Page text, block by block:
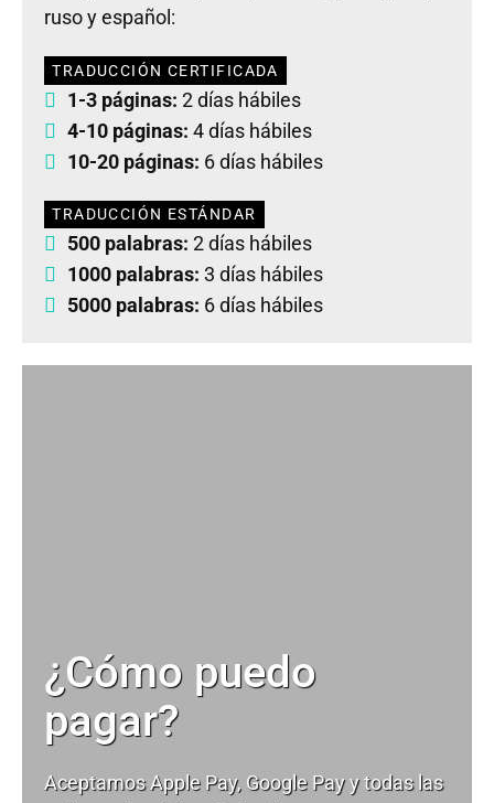
ruso y español:
TRADUCCIÓN CERTIFICADA
1-3 páginas: 2 días hábiles
4-10 páginas: 4 días hábiles
10-20 páginas: 6 días hábiles
TRADUCCIÓN ESTÁNDAR
500 palabras: 2 días hábiles
1000 palabras: 3 días hábiles
5000 palabras: 6 días hábiles
¿Cómo puedo
pagar?
Aceptamos Apple Pay, Google Pay y todas las